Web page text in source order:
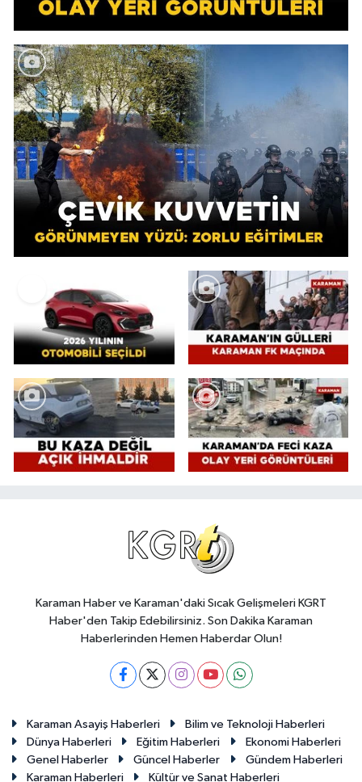
Karaman Haber ve Karaman'daki Sıcak Gelişmeleri KGRT
Haber'den Takip Edebilirsiniz. Son Dakika Karaman
Haberlerinden Hemen Haberdar Olun!
Karaman Asayiş Haberleri
Bilim ve Teknoloji Haberleri
Dünya Haberleri
Eğitim Haberleri
Ekonomi Haberleri
Genel Haberler
Güncel Haberler
Gündem Haberleri
Karaman Haberleri
Kültür ve Sanat Haberleri